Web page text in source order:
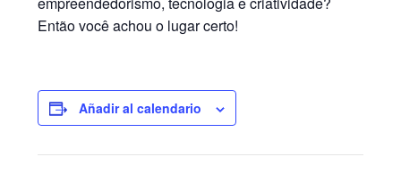
Então você achou o lugar certo!
Añadir al calendario